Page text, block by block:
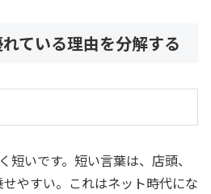
ている理由を分解する
短いです。短い言葉は、店頭、
やすい。これはネット時代にな